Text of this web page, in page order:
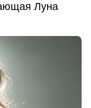
Луна